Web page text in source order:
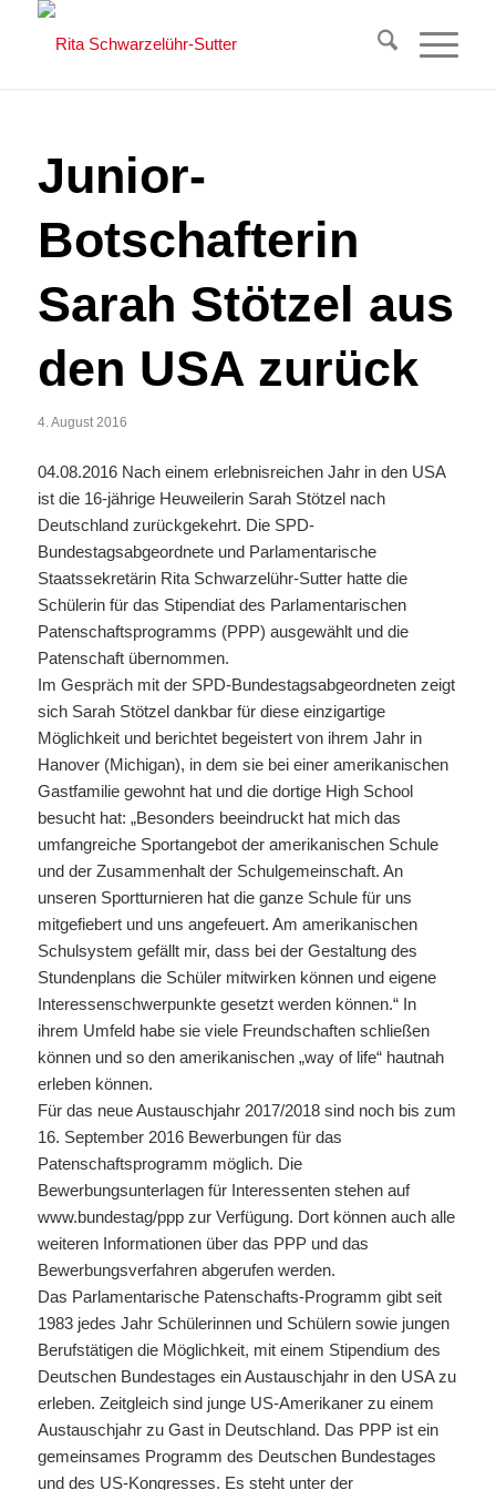
Junior-
Botschafterin
Sarah Stötzel aus
den USA zurück
4. August 2016
04.08.2016 Nach einem erlebnisreichen Jahr in den USA
ist die 16-jährige Heuweilerin Sarah Stötzel nach
Deutschland zurückgekehrt. Die SPD-
Bundestagsabgeordnete und Parlamentarische
Staatssekretärin Rita Schwarzelühr-Sutter hatte die
Schülerin für das Stipendiat des Parlamentarischen
Patenschaftsprogramms (PPP) ausgewählt und die
Patenschaft übernommen.
Im Gespräch mit der SPD-Bundestagsabgeordneten zeigt
sich Sarah Stötzel dankbar für diese einzigartige
Möglichkeit und berichtet begeistert von ihrem Jahr in
Hanover (Michigan), in dem sie bei einer amerikanischen
Gastfamilie gewohnt hat und die dortige High School
besucht hat: „Besonders beeindruckt hat mich das
umfangreiche Sportangebot der amerikanischen Schule
und der Zusammenhalt der Schulgemeinschaft. An
unseren Sportturnieren hat die ganze Schule für uns
mitgefiebert und uns angefeuert. Am amerikanischen
Schulsystem gefällt mir, dass bei der Gestaltung des
Stundenplans die Schüler mitwirken können und eigene
Interessenschwerpunkte gesetzt werden können.“ In
ihrem Umfeld habe sie viele Freundschaften schließen
können und so den amerikanischen „way of life“ hautnah
erleben können.
Für das neue Austauschjahr 2017/2018 sind noch bis zum
16. September 2016 Bewerbungen für das
Patenschaftsprogramm möglich. Die
Bewerbungsunterlagen für Interessenten stehen auf
www.bundestag/ppp zur Verfügung. Dort können auch alle
weiteren Informationen über das PPP und das
Bewerbungsverfahren abgerufen werden.
Das Parlamentarische Patenschafts-Programm gibt seit
1983 jedes Jahr Schülerinnen und Schülern sowie jungen
Berufstätigen die Möglichkeit, mit einem Stipendium des
Deutschen Bundestages ein Austauschjahr in den USA zu
erleben. Zeitgleich sind junge US-Amerikaner zu einem
Austauschjahr zu Gast in Deutschland. Das PPP ist ein
gemeinsames Programm des Deutschen Bundestages
und des US-Kongresses. Es steht unter der